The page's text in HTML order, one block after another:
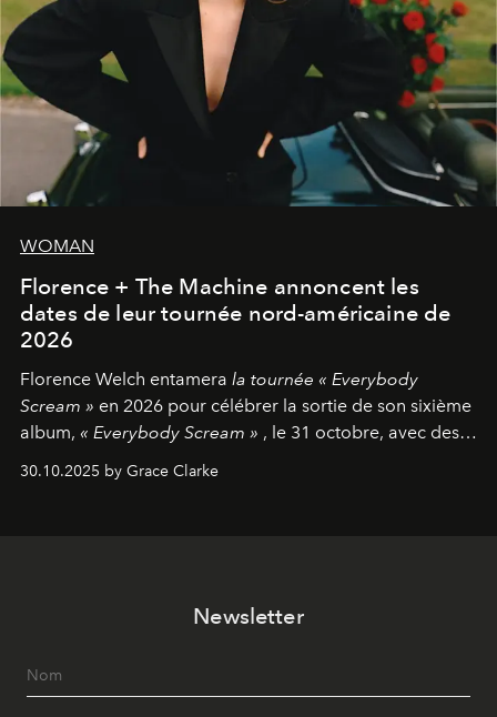
WOMAN
Florence + The Machine annoncent les
dates de leur tournée nord-américaine de
2026
Florence Welch entamera la tournée « Everybody
Scream » en 2026 pour célébrer la sortie de son sixième
album, « Everybody Scream » , le 31 octobre, avec des
30.10.2025 by Grace Clarke
Newsletter